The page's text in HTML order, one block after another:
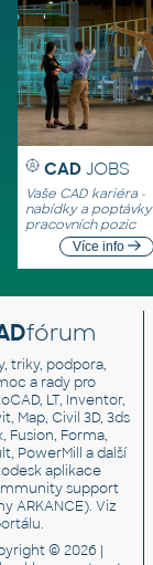
CAD JOBS
Vaše CAD kariéra -
nabídky a poptávky
pracovních pozic
Více info
fórum
triky, podpora,
a rady pro
LT, Inventor,
Map, Civil 3D, 3ds
Fusion, Forma,
PowerMill a další
aplikace
support
ARKANCE). Viz
.
© 2026 |